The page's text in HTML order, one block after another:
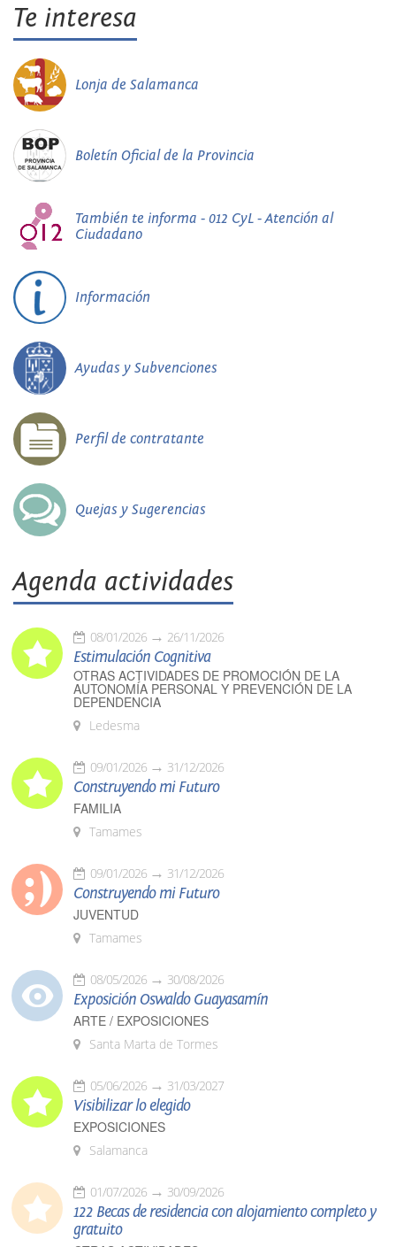
Te interesa
Lonja de Salamanca
Boletín Oficial de la Provincia
También te informa - 012 CyL - Atención al
Ciudadano
Información
Ayudas y Subvenciones
Perfil de contratante
Quejas y Sugerencias
Agenda actividades
08/01/2026 26/11/2026
Estimulación Cognitiva
OTRAS ACTIVIDADES DE PROMOCIÓN DE LA
AUTONOMÍA PERSONAL Y PREVENCIÓN DE LA
DEPENDENCIA
Ledesma
09/01/2026 31/12/2026
Construyendo mi Futuro
FAMILIA
Tamames
09/01/2026 31/12/2026
Construyendo mi Futuro
JUVENTUD
Tamames
08/05/2026 30/08/2026
Exposición Oswaldo Guayasamín
ARTE / EXPOSICIONES
Santa Marta de Tormes
05/06/2026 31/03/2027
Visibilizar lo elegido
EXPOSICIONES
Salamanca
01/07/2026 30/09/2026
122 Becas de residencia con alojamiento completo y
gratuito